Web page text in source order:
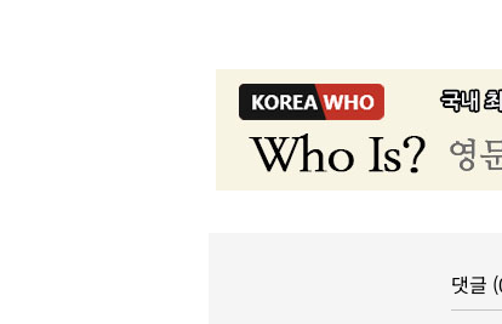
댓글